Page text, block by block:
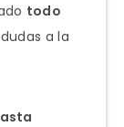
todo
a la